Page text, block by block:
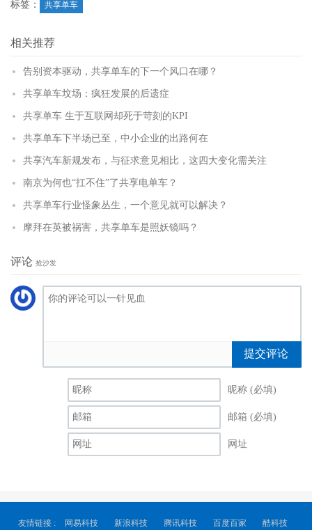
标签：
共享单车
相关推荐
告别资本驱动，共享单车的下一个风口在哪？
共享单车坟场：疯狂发展的后遗症
共享单车 生于互联网却死于苛刻的KPI
共享单车下半场已至，中小企业的出路何在
共享汽车新规发布，与征求意见相比，这四大变化需关注
南京为何也“扛不住”了共享电单车？
共享单车行业怪象丛生，一个意见就可以解决？
摩拜在英被祸害，共享单车是照妖镜吗？
评论 抢沙发
提交评论
昵称 (必填)
邮箱 (必填)
网址
友情链接 : 网易科技 新浪科技 腾讯科技 百度百家 酷科技